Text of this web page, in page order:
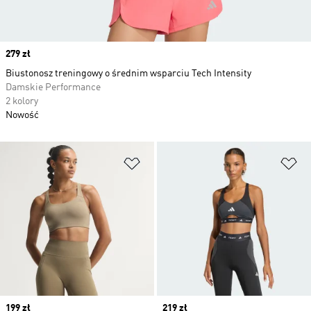
Dodaj do listy życzeń
Price
199 zł Price
219 zł
Price
279 zł
Biustonosz treningowy o średnim wsparciu Tech Intensity
Damskie Performance
2 kolory
Nowość